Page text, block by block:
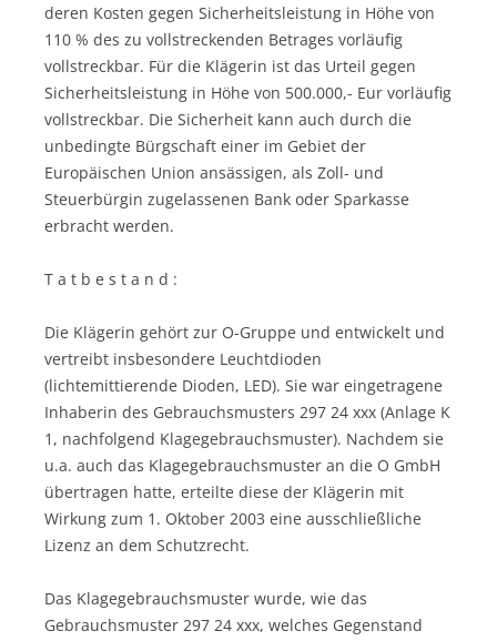
deren Kosten gegen Sicherheitsleistung in Höhe von
110 % des zu vollstreckenden Betrages vorläufig
vollstreckbar. Für die Klägerin ist das Urteil gegen
Sicherheitsleistung in Höhe von 500.000,- Eur vorläufig
vollstreckbar. Die Sicherheit kann auch durch die
unbedingte Bürgschaft einer im Gebiet der
Europäischen Union ansässigen, als Zoll- und
Steuerbürgin zugelassenen Bank oder Sparkasse
erbracht werden.
T a t b e s t a n d :
Die Klägerin gehört zur O-Gruppe und entwickelt und
vertreibt insbesondere Leuchtdioden
(lichtemittierende Dioden, LED). Sie war eingetragene
Inhaberin des Gebrauchsmusters 297 24 xxx (Anlage K
1, nachfolgend Klagegebrauchsmuster). Nachdem sie
u.a. auch das Klagegebrauchsmuster an die O GmbH
übertragen hatte, erteilte diese der Klägerin mit
Wirkung zum 1. Oktober 2003 eine ausschließliche
Lizenz an dem Schutzrecht.
Das Klagegebrauchsmuster wurde, wie das
Gebrauchsmuster 297 24 xxx, welches Gegenstand